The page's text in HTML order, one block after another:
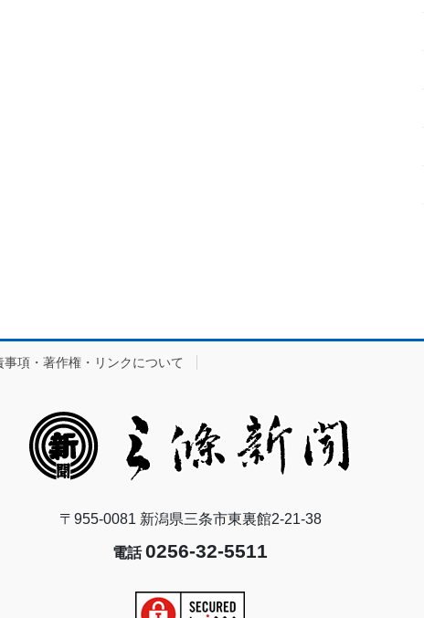
事項・著作権・リンクについて
〒955-0081 新潟県三条市東裏館2-21-38
電話0256-32-5511